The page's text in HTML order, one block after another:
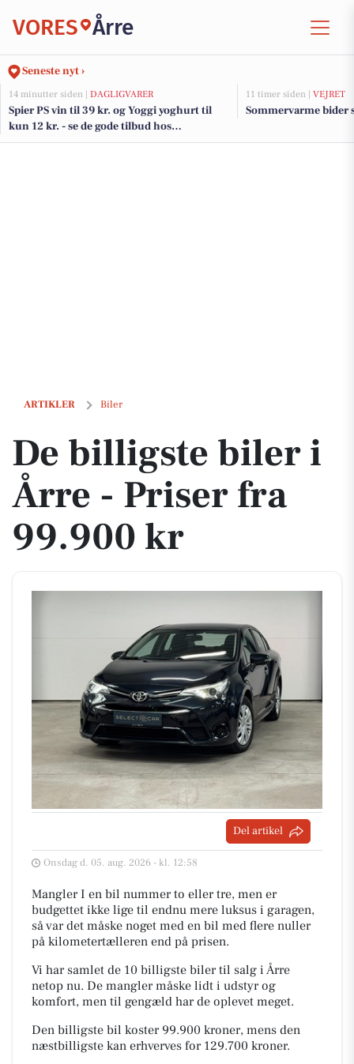
VORES Årre
Seneste nyt ›
14 minutter siden | DAGLIGVARER
Spier PS vin til 39 kr. og Yoggi yoghurt til
kun 12 kr. - se de gode tilbud hos
DagliBrugsen
11 timer siden | VEJRET
Sommervarme bider
ARTIKLER Biler
De billigste biler i Årre - Priser fra 99.900 kr
De billigste biler i
Årre - Priser fra
99.900 kr
Del artikel
Onsdag d. 05. aug. 2026 - kl. 12:58
Mangler I en bil nummer to eller tre, men er
budgettet ikke lige til endnu mere luksus i garagen,
så var det måske noget med en bil med flere nuller
på kilometertælleren end på prisen.
Vi har samlet de 10 billigste biler til salg i Årre
netop nu. De mangler måske lidt i udstyr og
komfort, men til gengæld har de oplevet meget.
Den billigste bil koster 99.900 kroner, mens den
næstbilligste kan erhverves for 129.700 kroner.